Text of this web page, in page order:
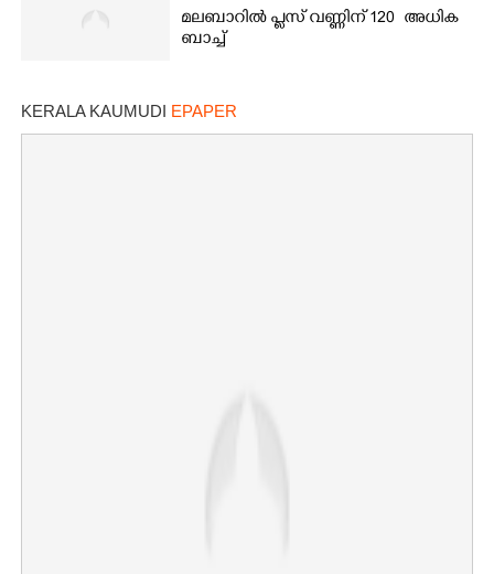
മലബാറിൽ പ്ലസ് വണ്ണിന് 120 അധിക
ബാച്ച്
KERALA KAUMUDI EPAPER